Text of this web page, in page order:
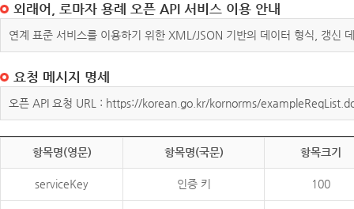
외래어, 로마자 용례 오픈 API 서비스 이용 안내
연계 표준 서비스를 이용하기 위한 XML/JSON 기반의 데이터 형식, 갱신
요청 메시지 명세
오픈 API 요청 URL : https://korean.go.kr/kornorms/
항목명(영문) 항목명(국문) 항목크기
serviceKey 인증 키 100